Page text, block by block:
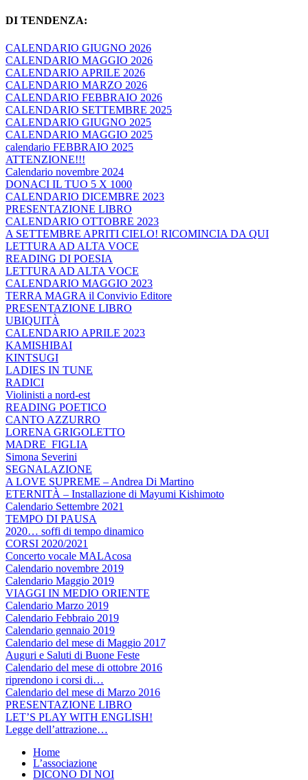
DI TENDENZA:
CALENDARIO GIUGNO 2026
CALENDARIO MAGGIO 2026
CALENDARIO APRILE 2026
CALENDARIO MARZO 2026
CALENDARIO FEBBRAIO 2026
CALENDARIO SETTEMBRE 2025
CALENDARIO GIUGNO 2025
CALENDARIO MAGGIO 2025
calendario FEBBRAIO 2025
ATTENZIONE!!!
Calendario novembre 2024
DONACI IL TUO 5 X 1000
CALENDARIO DICEMBRE 2023
PRESENTAZIONE LIBRO
CALENDARIO OTTOBRE 2023
A SETTEMBRE APRITI CIELO! RICOMINCIA DA QUI
LETTURA AD ALTA VOCE
READING DI POESIA
LETTURA AD ALTA VOCE
CALENDARIO MAGGIO 2023
TERRA MAGRA il Convivio Editore
PRESENTAZIONE LIBRO
UBIQUITÀ
CALENDARIO APRILE 2023
KAMISHIBAI
KINTSUGI
LADIES IN TUNE
RADICI
Violinisti a nord-est
READING POETICO
CANTO AZZURRO
LORENA GRIGOLETTO
MADRE_FIGLIA
Simona Severini
SEGNALAZIONE
A LOVE SUPREME – Andrea Di Martino
ETERNITÀ – Installazione di Mayumi Kishimoto
Calendario Settembre 2021
TEMPO DI PAUSA
2020… soffi di tempo dinamico
CORSI 2020/2021
Concerto vocale MALAcosa
Calendario novembre 2019
Calendario Maggio 2019
VIAGGI IN MEDIO ORIENTE
Calendario Marzo 2019
Calendario Febbraio 2019
Calendario gennaio 2019
Calendario del mese di Maggio 2017
Auguri e Saluti di Buone Feste
Calendario del mese di ottobre 2016
riprendono i corsi di…
Calendario del mese di Marzo 2016
PRESENTAZIONE LIBRO
LET’S PLAY WITH ENGLISH!
Legge dell’attrazione…
Home
L’associazione
DICONO DI NOI